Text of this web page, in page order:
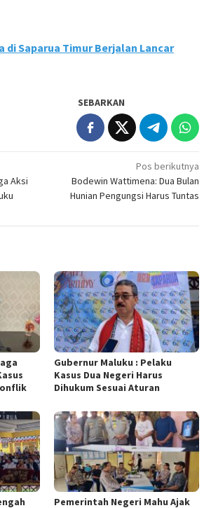
di Saparua Timur Berjalan Lancar
SEBARKAN
Aksi
Pos berikutnya
Bodewin Wattimena: Dua Bulan
Hunian Pengungsi Harus Tuntas
Gubernur Maluku : Pelaku
Kasus Dua Negeri Harus
Dihukum Sesuai Aturan
Pemerintah Negeri Mahu Ajak